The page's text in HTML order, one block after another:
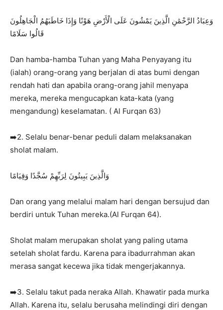
وَعِبَادُ الرَّحْمَٰنِ الَّذِينَ يَمْشُونَ عَلَى الْأَرْضِ هَوْنًا وَإِذَا خَاطَبَهُمُ الْجَاهِلُونَ
قَالُوا سَلَامًا
Dan hamba-hamba Tuhan yang Maha Penyayang itu
(ialah) orang-orang yang berjalan di atas bumi dengan
rendah hati dan apabila orang-orang jahil menyapa
mereka, mereka mengucapkan kata-kata (yang
mengandung) keselamatan. ( Al Furqan 63)
➡️2. Selalu benar-benar peduli dalam melaksanakan
sholat malam.
وَالَّذِينَ يَبِيتُونَ لِرَبِّهِمْ سُجَّدًا وَقِيَامًا
Dan orang yang melalui malam hari dengan bersujud dan
berdiri untuk Tuhan mereka.(Al Furqan 64).
Sholat malam merupakan sholat yang paling utama
setelah sholat fardu. Karena para ibadurrahman akan
merasa sangat kecewa jika tidak mengerjakannya.
➡️3. Selalu takut pada neraka Allah. Khawatir pada murka
Allah. Karena itu, selalu berusaha melindingi diri dengan